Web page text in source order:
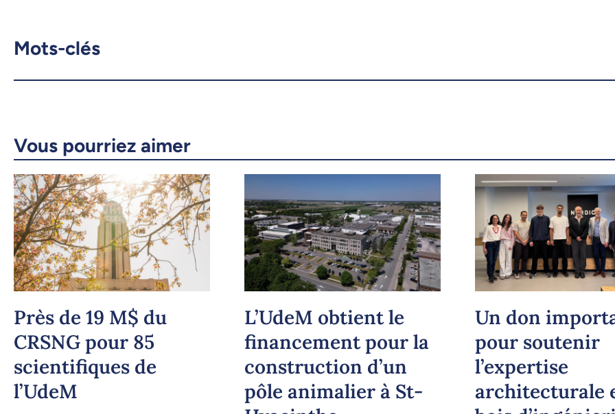
Mots-clés
Vous pourriez aimer
Près de 19 M$ du
CRSNG pour 85
scientifiques de
l’UdeM
L’UdeM obtient le
financement pour la
construction d’un
pôle animalier à St-
Un don
pour soutenir
l’expertise
architecturale